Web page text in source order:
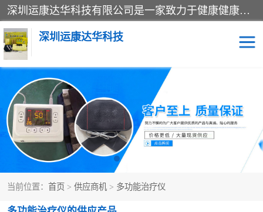
深圳运康达华科技有限公司是一家致力于健康健康产业的现代化企业，已经走过了15个春秋，开创了中医外用发展的新未来，是专业从事中医医疗仪器的研发、生产、销售、服务为一体的子公司，在医疗器械的设计、开发和生产方面率先引进国际先进技术和好的科技人员，先后开发出了场效应治疗仪、多功能治疗仪、颈椎治疗仪、腰椎治疗仪、增效垫等多个系列。
深圳运康达华科技
当前位置： 首页 > 供应商机 > 多功能治疗仪
多功能治疗仪 中药提速
中低频治疗仪 脉冲治疗仪
**腺治疗仪